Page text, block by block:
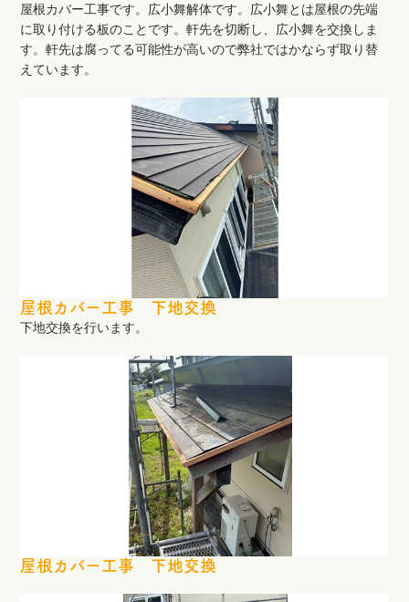
屋根カバー工事です。広小舞解体です。広小舞とは屋根の先端
に取り付ける板のことです。軒先を切断し、広小舞を交換しま
す。軒先は腐ってる可能性が高いので弊社ではかならず取り替
えています。
屋根カバー工事 下地交換
下地交換を行います。
屋根カバー工事 下地交換